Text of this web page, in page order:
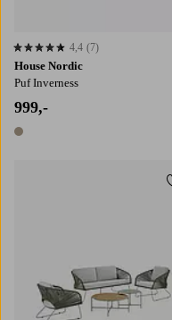
House Nordic
Puf Inverness
999,-
1 farve
4,4 baseret på 7 bedømmelser
4,4 (7)